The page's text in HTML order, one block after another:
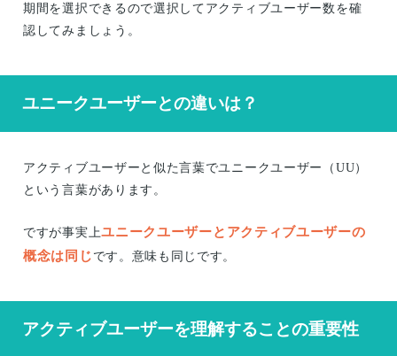
期間を選択できるので選択してアクティブユーザー数を確
認してみましょう。
ユニークユーザーとの違いは？
アクティブユーザーと似た言葉でユニークユーザー（UU）
という言葉があります。
ですが事実上ユニークユーザーとアクティブユーザーの
概念は同じ です。意味も同じです。
アクティブユーザーを理解することの重要性